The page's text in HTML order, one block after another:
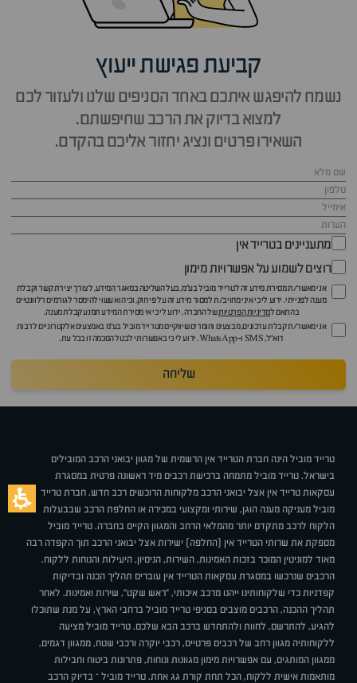
קביעת פגישת ייעוץ
נשמח להיפגש איתכם באחד הסניפים שלנו ולעזור לכם
למצוא בדיוק את הרכב שחיפשתם.
השאירו פרטים ונציג יחזור אליכם בהקדם.
מתעניינים בטרייד אין
רוצים לשמוע על אפשרויות מימון
אני מאשר/ת מסירת מידע זה לטרייד מוביל בע"מ, בעל השליטה במאגר המידע, לצורך יצירת קשר וקבלת
מענה לפנייתי. ידוע לי כי איני מחויב/ת למסור מידע זה על פי חוק, וכי הוא עשוי להימסר לגורמים רלוונטיים
בהתאם למדיניות הפרטיותשל החברה. ידוע לי כי אי מסירת המידע תמנע קבלת מענה.
אני מאשר/ת קבלת עדכונים, מבצעים וחומרים שיווקיים מטרייד מוביל בע"מ באמצעים אלקטרוניים לרבות
דוא״ל, SMS ו-WhatsApp. ידוע לי כי באפשרותי לבטל הסכמה זו בכל עת.
שליחה
טרייד מוביל הינה חברת הטרייד אין הרשמית של מגוון יבואני הרכב המובילים
בישראל. טרייד מוביל מתמחה ברכישת רכבים מיד ראשונה פרטית במסגרת
עסקאות טרייד אין אצל יבואני הרכב מלקוחות הרוכשים רכב חדש. חברת טרייד
מוביל מעניקה מענה הוגן, שירותי ומקצועי במכירה או החלפת הרכב שבבעלות
הלקוח לרכב מתקדם יותר מהמלאי הרחב והמגוון הקיים בחברה. טרייד מוביל
מספקת את שרותי הטרייד אין (החלפה) ישירות אצל יבואני הרכב תוך הקפדה רבה
מאוד למוניטין המוכר בזכות האמינות, השירות, הניסיון, היעילות והנוחות ללקוח.
הרכבים שנרכשו במסגרת עסקאות הטרייד אין עוברים תהליך הכנה ובדיקות
קפדניות כדי שלקוחותינו ייהנו מרכב איכותי, "ראש שקט", שירות ואמינות. לאחר
תהליך ההכנה, הרכבים מוצבים בסניפי טרייד מוביל ברחבי הארץ, על מנת שתוכלו
להגיע, להתרשם, לחוות ולהתחדש ברכב הבא שלכם. טרייד מוביל מציעה
ללקוחותיה מגוון רחב של רכבים פרטיים, רכבי יוקרה ורכבי שטח, ממגוון דגמים,
ממגוון המותגים, עם אפשרויות מימון מגוונות ונוחות, פתרונות ביטוח וחבילות
מותאמות אישית ללקוח, הכל תחת קורת גג אחת. טרייד מוביל – בדיוק הרכב